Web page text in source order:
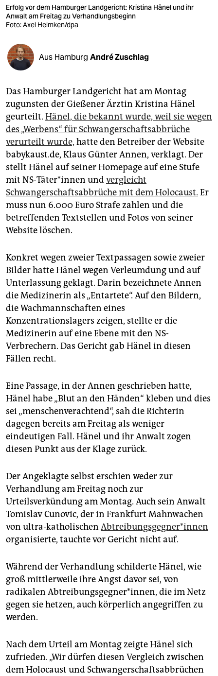
veranstaltungen
shop
fragen & hilfe
unterstützen
genossenschaft
epaper login
Erfolg vor dem Hamburger Landgericht: Kristina Hänel und ihr
Anwalt am Freitag zu Verhandlungsbeginn
Foto: Axel Heimken/dpa
Aus Hamburg André Zuschlag
Das Hamburger Landgericht hat am Montag
zugunsten der Gießener Ärztin Kristina Hänel
geurteilt. Hänel, die bekannt wurde, weil sie wegen
des „Werbens“ für Schwangerschaftsabbrüche
verurteilt wurde, hatte den Betreiber der Website
babykaust.de, Klaus Günter Annen, verklagt. Der
stellt Hänel auf seiner Homepage auf eine Stufe
mit NS-Täter*innen undvergleicht
Schwangerschaftsabbrüche mit dem Holocaust. Er
muss nun 6.000 Euro Strafe zahlen und die
betreffenden Textstellen und Fotos von seiner
Website löschen.
Konkret wegen zweier Textpassagen sowie zweier
Bilder hatte Hänel wegen Verleumdung und auf
Unterlassung geklagt. Darin bezeichnete Annen
die Medizinerin als „Entartete“. Auf den Bildern,
die Wachmannschaften eines
Konzentrationslagers zeigen, stellte er die
Medizinerin auf eine Ebene mit den NS-
Verbrechern. Das Gericht gab Hänel in diesen
Fällen recht.
Eine Passage, in der Annen geschrieben hatte,
Hänel habe „Blut an den Händen“ kleben und dies
sei „menschenverachtend“, sah die Richterin
dagegen bereits am Freitag als weniger
eindeutigen Fall. Hänel und ihr Anwalt zogen
diesen Punkt aus der Klage zurück.
Der Angeklagte selbst erschien weder zur
Verhandlung am Freitag noch zur
Urteilsverkündung am Montag. Auch sein Anwalt
Tomislav Cunovic, der in Frankfurt Mahnwachen
von ultra-katholischen Abtreibungsgegner*innen
organisierte, tauchte vor Gericht nicht auf.
Während der Verhandlung schilderte Hänel, wie
groß mittlerweile ihre Angst davor sei, von
radikalen Abtreibungsgegner*innen, die im Netz
gegen sie hetzen, auch körperlich angegriffen zu
werden.
Nach dem Urteil am Montag zeigte Hänel sich
zufrieden. „Wir dürfen diesen Vergleich zwischen
dem Holocaust und Schwangerschaftsabbrüchen